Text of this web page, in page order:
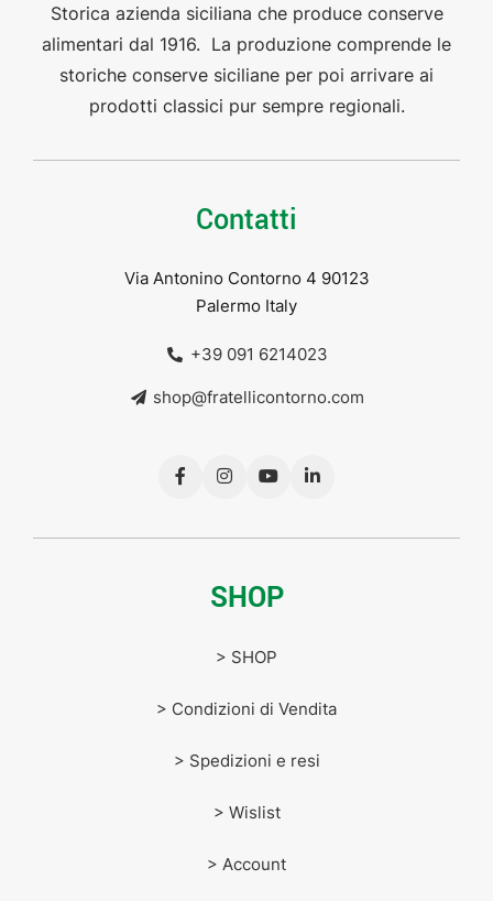
Storica azienda siciliana che produce conserve
alimentari dal 1916. La produzione comprende le
storiche conserve siciliane per poi arrivare ai
prodotti classici pur sempre regionali.
Contatti
Via Antonino Contorno 4 90123
Palermo Italy
+39 091 6214023
shop@fratellicontorno.com
SHOP
> SHOP
> Condizioni di Vendita
> Spedizioni e resi
> Wislist
> Account